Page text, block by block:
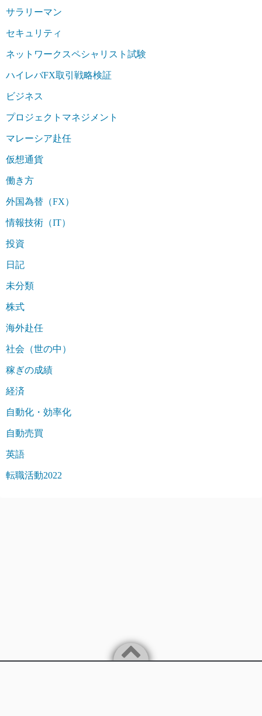
サラリーマン
セキュリティ
ネットワークスペシャリスト試験
ハイレバFX取引戦略検証
ビジネス
プロジェクトマネジメント
マレーシア赴任
仮想通貨
働き方
外国為替（FX）
情報技術（IT）
投資
日記
未分類
株式
海外赴任
社会（世の中）
稼ぎの成績
経済
自動化・効率化
自動売買
英語
転職活動2022